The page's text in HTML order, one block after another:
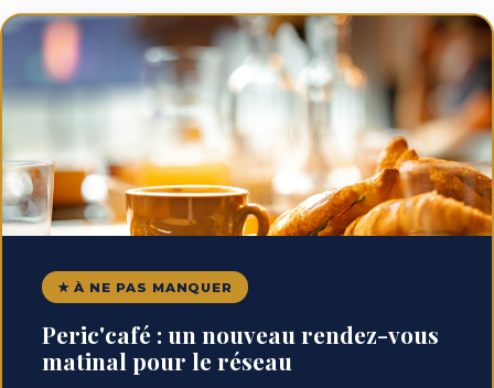
★ À NE PAS MANQUER
Peric'café : un nouveau rendez-vous
matinal pour le réseau